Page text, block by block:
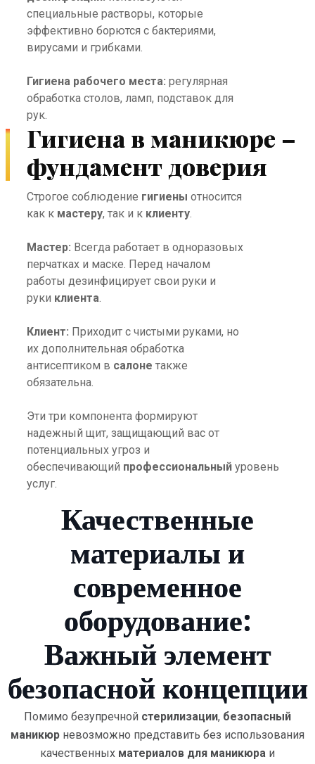
специальные растворы, которые
эффективно борются с бактериями,
вирусами и грибками.
Гигиена рабочего места: регулярная
обработка столов, ламп, подставок для
рук.
Гигиена в маникюре –
фундамент доверия
Строгое соблюдение гигиены относится
как к мастеру, так и к клиенту.
Мастер: Всегда работает в одноразовых
перчатках и маске. Перед началом
работы дезинфицирует свои руки и
руки клиента.
Клиент: Приходит с чистыми руками, но
их дополнительная обработка
антисептиком в салоне также
обязательна.
Эти три компонента формируют
надежный щит, защищающий вас от
потенциальных угроз и
обеспечивающий профессиональный уровень
услуг.
Качественные
материалы и
современное
оборудование:
Важный элемент
безопасной концепции
Помимо безупречной стерилизации, безопасный
маникюр невозможно представить без использования
качественных материалов для маникюра и